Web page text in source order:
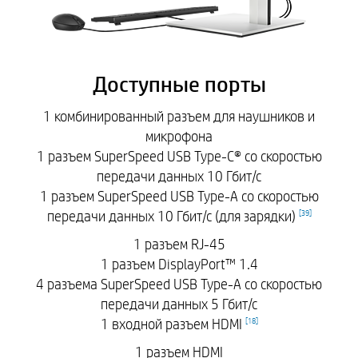
Доступные порты
1 комбинированный разъем для наушников и
микрофона
1 разъем SuperSpeed USB Type-C® со скоростью
передачи данных 10 Гбит/с
1 разъем SuperSpeed USB Type-A со скоростью
передачи данных 10 Гбит/с (для зарядки) [39]
1 разъем RJ-45
1 разъем DisplayPort™ 1.4
4 разъема SuperSpeed USB Type-A со скоростью
передачи данных 5 Гбит/с
1 входной разъем HDMI [18]
1 разъем HDMI